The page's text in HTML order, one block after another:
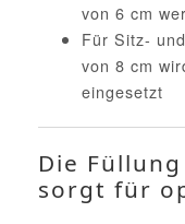
von 6 cm
Für Sitz-
von 8 cm
eingesetzt
Die
sorgt für